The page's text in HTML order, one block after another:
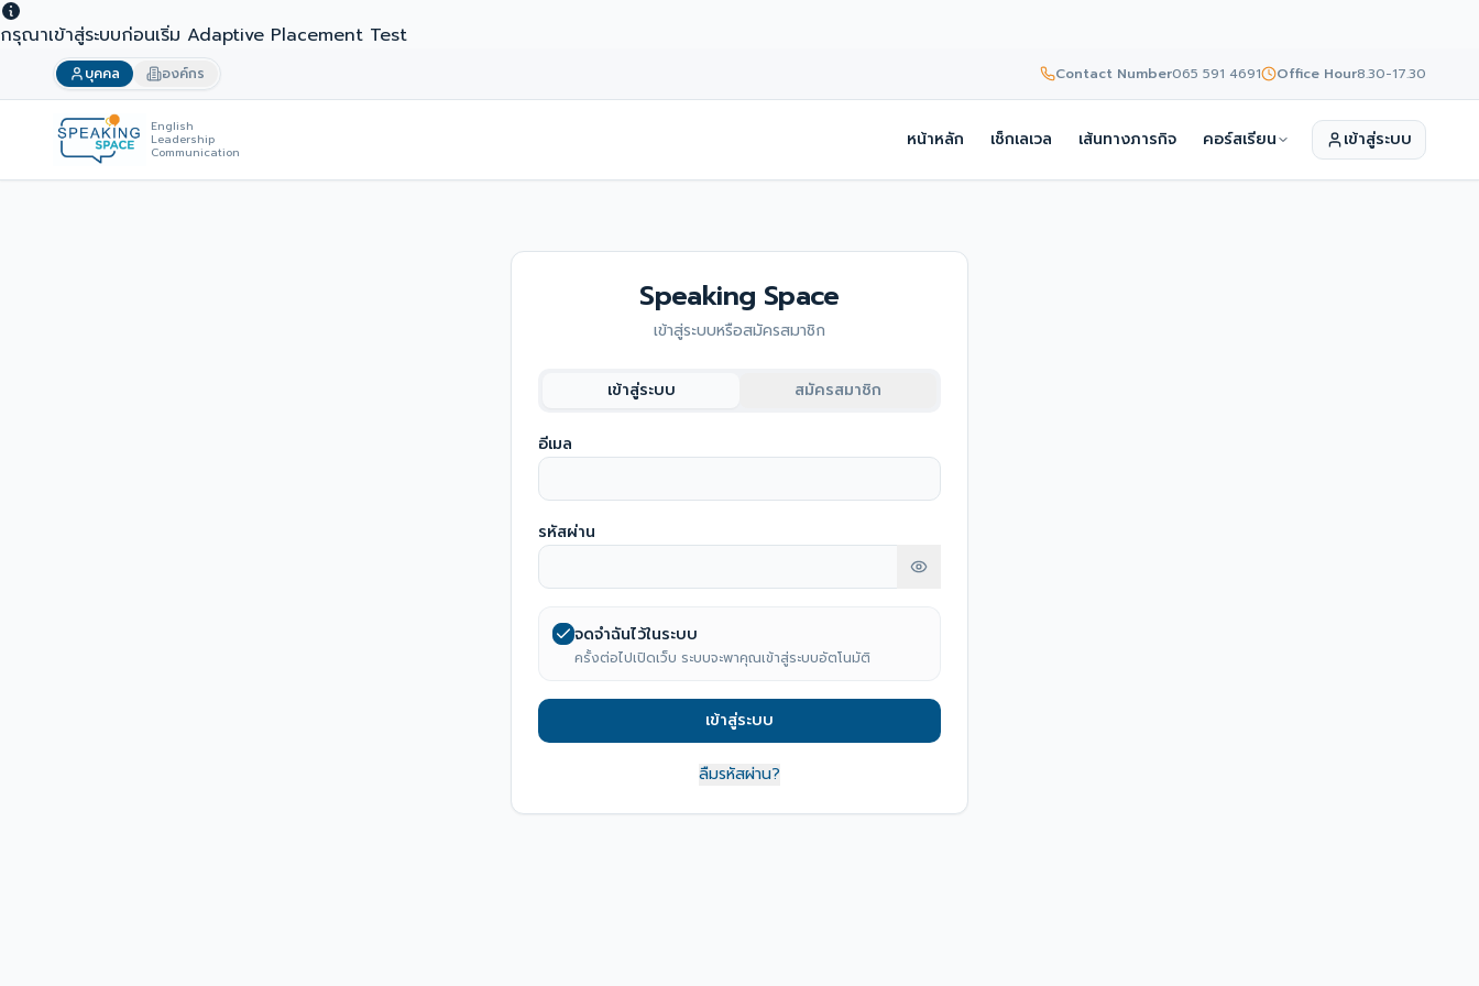
กรุณาเข้าสู่ระบบก่อนเริ่ม Adaptive Placement Test
บุคคล องค์กร Contact Number065 591 4691 Office Hour8.30-17.30
English
Leadership
Communication
หน้าหลัก เช็กเลเวล เส้นทางภารกิจ คอร์สเรียน เข้าสู่ระบบ
Speaking Space
เข้าสู่ระบบหรือสมัครสมาชิก
เข้าสู่ระบบ สมัครสมาชิก
อีเมล
รหัสผ่าน
จดจำฉันไว้ในระบบ
ครั้งต่อไปเปิดเว็บ ระบบจะพาคุณเข้าสู่ระบบอัตโนมัติ
เข้าสู่ระบบ
ลืมรหัสผ่าน?